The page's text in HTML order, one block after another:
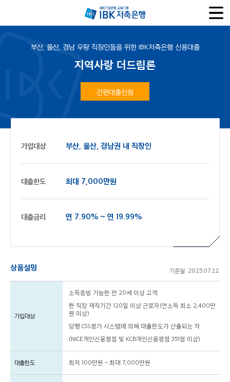
부산, 울산, 경남 우량 직장인들을 위한 IBK저축은행 신용대출
지역사랑 더드림론
간편대출신청
가입대상 부산, 울산, 경남권 내 직장인
대출한도 최대 7,000만원
대출금리 연 7.90% ~ 연 19.99%
상품설명 기준일: 2025.07.22.
가입대상
소득증빙 가능한 만 20세 이상 고객
현 직장 재직기간 120일 이상 근로자(연소득 최소 2,400만
원 이상)
당행 CSS평가 시스템에 의해 대출한도가 산출되는 자
(NICE개인신용평점 및 KCB개인신용평점 351점 이상)
대출한도 최저 100만원 ~ 최대 7,000만원